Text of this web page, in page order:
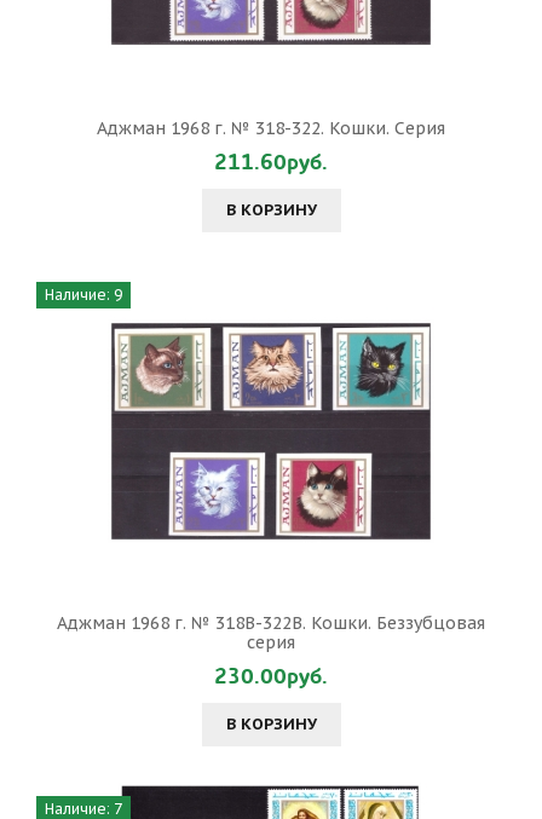
Аджман 1968 г. № 318-322. Кошки. Серия
211.60руб.
В КОРЗИНУ
Наличие: 9
Аджман 1968 г. № 318В-322В. Кошки. Беззубцовая
серия
230.00руб.
В КОРЗИНУ
Наличие: 7